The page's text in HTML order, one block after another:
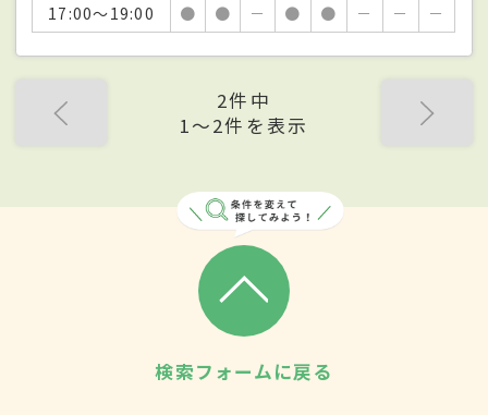
17:00～19:00
● ● － ● ● － － －
2件中
1〜2件を表示
検索フォームに戻る